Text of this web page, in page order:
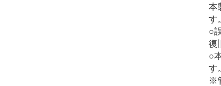
本
す。
○
復
○
す。
※